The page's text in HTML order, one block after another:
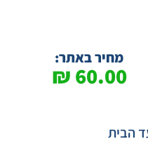
מחיר באתר:
60.00
₪
הבית